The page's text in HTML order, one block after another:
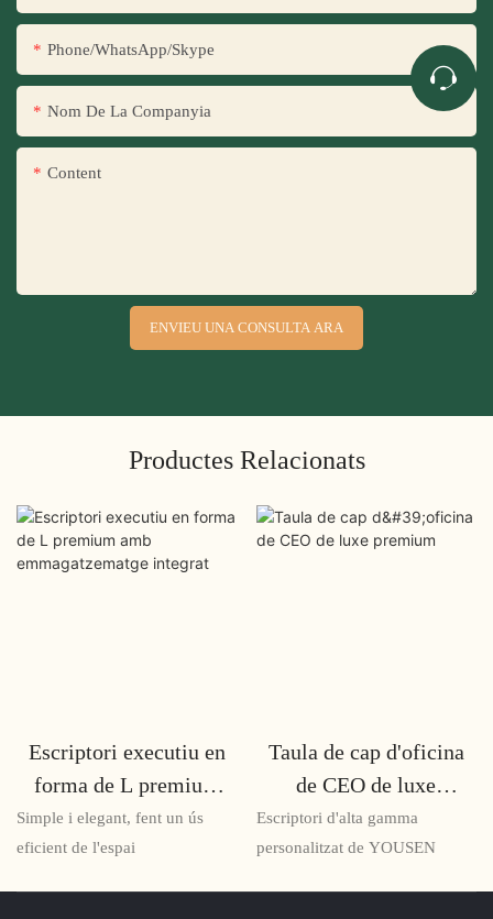
Phone/WhatsApp/Skype
Nom De La Companyia
Content
ENVIEU UNA CONSULTA ARA
Productes Relacionats
Escriptori executiu en
forma de L premium
amb emmagatzematge
integrat
Simple i elegant, fent un ús
eficient de l'espai
Taula de cap d'oficina
de CEO de luxe
premium
Escriptori d'alta gamma
personalitzat de YOUSEN